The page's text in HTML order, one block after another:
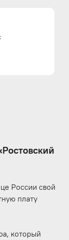
России свой
плату
который